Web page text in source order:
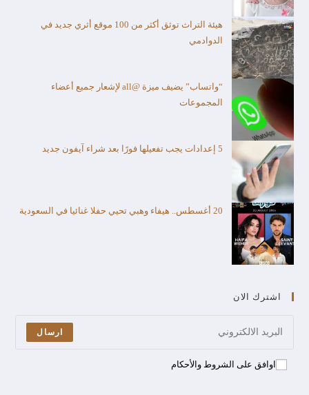
هيئة التراث توثق أكثر من 100 موقع أثري جديد في
الدوادمي
“واتساب” يضيف ميزة @all لإشعار جميع أعضاء
المجموعات
5 إعدادات يجب تفعيلها فورًا بعد شراء آيفون جديد
20 أغسطس.. هيفاء وهبي تحيي حفلا غنائيا في السعودية
اشترك الان
ارسال
اوافق على الشروط والأحكام